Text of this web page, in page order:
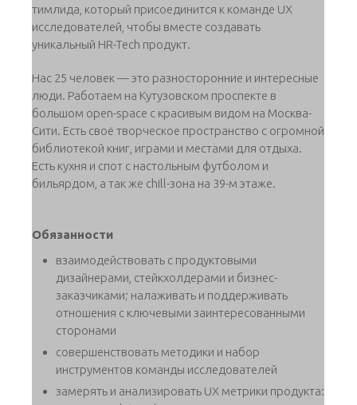
тимлида, который присоединится к команде UX
исследователей, чтобы вместе создавать
уникальный HR-Tech продукт.
Нас 25 человек — это разносторонние и интересные
люди. Работаем на Кутузовском проспекте в
большом open-space с красивым видом на Москва-
Сити. Есть своё творческое пространство с огромной
библиотекой книг, играми и местами для отдыха.
Есть кухня и спот с настольным футболом и
бильярдом, а так же chill-зона на 39-м этаже.
Обязанности
взаимодействовать с продуктовыми
дизайнерами, стейкхолдерами и бизнес-
заказчиками; налаживать и поддерживать
отношения с ключевыми заинтересованными
сторонами
совершенствовать методики и набор
инструментов команды исследователей
замерять и анализировать UX метрики продукта: